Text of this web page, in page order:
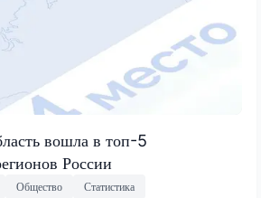
вошла в топ-5
России
Общество Статистика